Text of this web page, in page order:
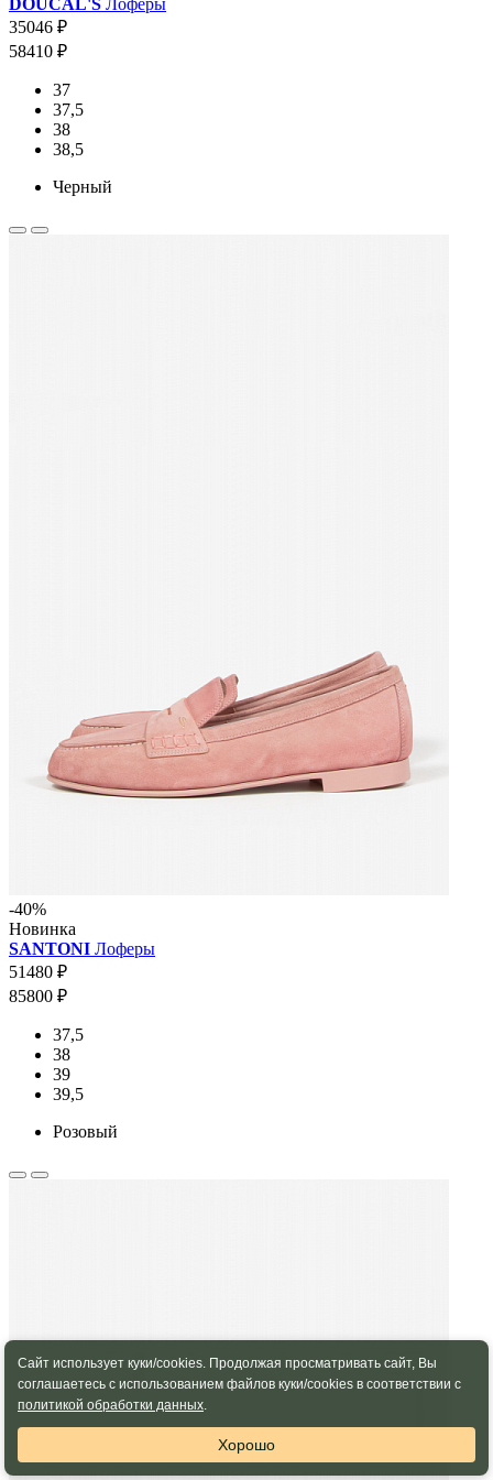
35046 ₽
58410 ₽
37
37,5
38
38,5
Черный
-40%
Новинка
SANTONI Лоферы
51480 ₽
85800 ₽
37,5
38
39
39,5
Розовый
Сайт использует куки/cookies. Продолжая просматривать сайт, Вы
соглашаетесь с использованием файлов куки/cookies в соответствии с
политикой обработки данных.
Хорошо